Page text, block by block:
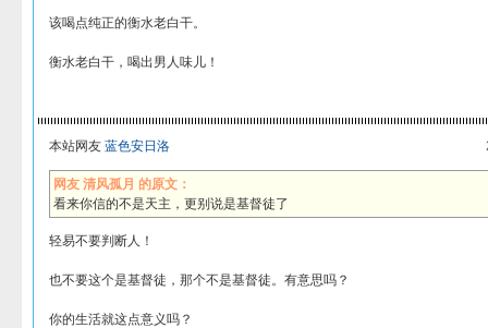
该喝点纯正的衡水老白干。
衡水老白干，喝出男人味儿！
本站网友 蓝色安日洛
网友 清风孤月 的原文：
看来你信的不是天主，更别说是基督徒了
轻易不要判断人！
也不要这个是基督徒，那个不是基督徒。有意思吗？
你的生活就这点意义吗？